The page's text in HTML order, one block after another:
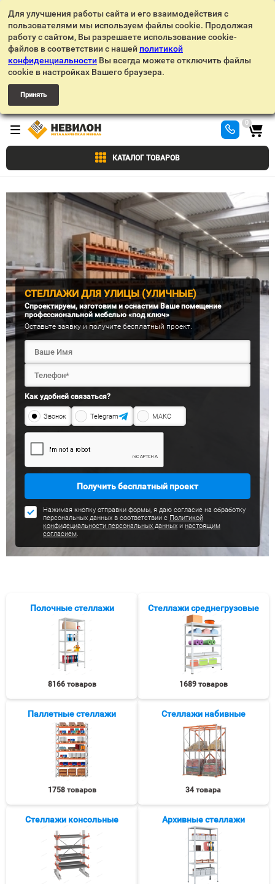
Для улучшения работы сайта и его взаимодействия с
пользователями мы используем файлы cookie. Продолжая
работу с сайтом, Вы разрешаете использование cookie-
файлов в соответствии с нашей политикой
конфиденциальности Вы всегда можете отключить файлы
cookie в настройках Вашего браузера.
Принять
КАТАЛОГ ТОВАРОВ
0
СТЕЛЛАЖИ ДЛЯ УЛИЦЫ (УЛИЧНЫЕ)
Спроектируем, изготовим и оснастим Ваше помещение
профессиональной мебелью «под ключ»
Оставьте заявку и получите бесплатный проект.
Как удобней связаться?
Звонок Telegram МАКС
Получить бесплатный проект
Нажимая кнопку отправки формы, я даю согласие на обработку
персональных данных в соответствии с Политикой
конфидециальности персональных данных и настоящим
согласием.
Полочные стеллажи
8166 товаров
Стеллажи среднегрузовые
1689 товаров
Паллетные стеллажи
1758 товаров
Стеллажи набивные
34 товара
Стеллажи консольные Архивные стеллажи